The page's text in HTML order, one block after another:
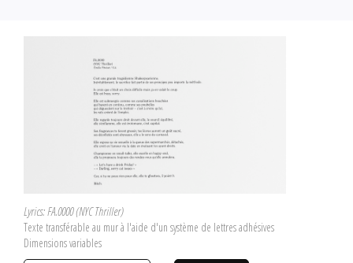
Lyrics: FA.0000 (NYC Thriller)
Texte transférable au mur à l'aide d'un système de lettres adhésives
Dimensions variables